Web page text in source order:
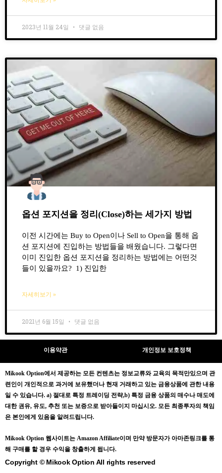
2023년 11월 24일 댓글 없음
옵션 포지션을 정리(Close)하는 세가지 방법
이전 시간에는 Buy to Open이나 Sell to Open을 통해 옵
션 포지션에 진입하는 방법들을 배웠습니다. 그렇다면
이미 진입한 옵션 포지션을 정리하는 방법에는 어떤것
들이 있을까요? 1) 진입한
자세히보기 »
2021년 6월 15일 댓글 없음
이용약관 개인정보 보호정책
Mikook Option에서 제공하는 모든 컨텐츠는 정보교류와 교육의 목적만있으며 관
련인이 개인적으로 과거에 보유했더나 현재 거래하고 있는 금융상품에 관한 내용
일 수 있습니다. a) 절대로 특정 트레이딩 전략,b) 특정 금융 상품의 매수나 매도에
대한 권유, 유도, 추천 또는 보증으로 받아들이지 마십시오. 모든 최종투자의 책임
은 본인에게 있음을 알려드립니다.
Mikook Option 웹사이트는 Amazon Affiliate이며 만약 방문자가 아마존링크를 통
해 구매를 할 경우 수익을 창출하게 됩니다.
Copyright © Mikook Option All rights reserved